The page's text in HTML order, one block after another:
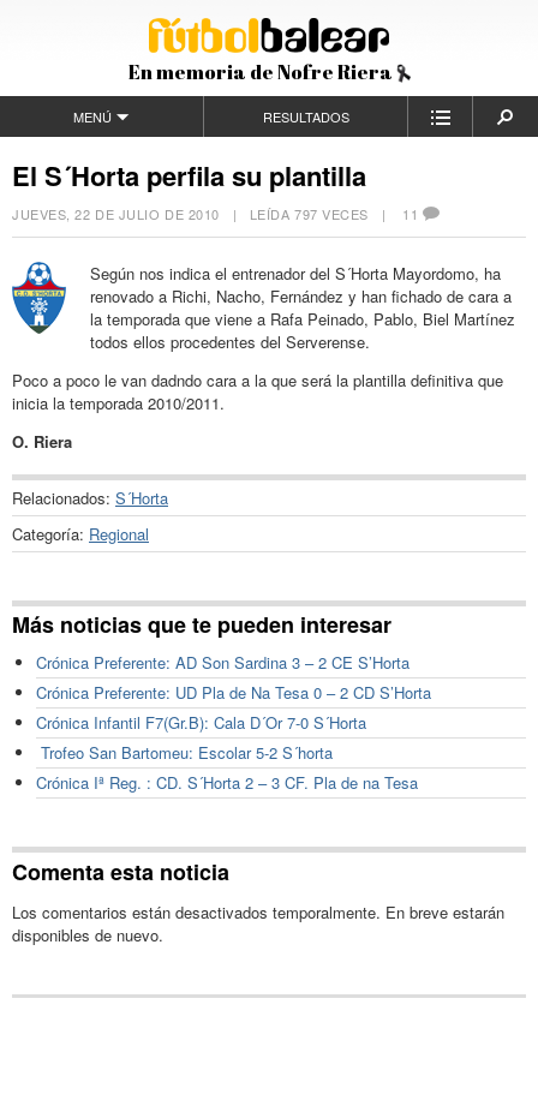
En memoria de Nofre Riera
MENÚ RESULTADOS
El S´Horta perfila su plantilla
JUEVES, 22 DE JULIO DE 2010 | LEÍDA 797 VECES | 11
Según nos indica el entrenador del S´Horta Mayordomo, ha
renovado a Richi, Nacho, Fernández y han fichado de cara a
la temporada que viene a Rafa Peinado, Pablo, Biel Martínez
todos ellos procedentes del Serverense.
Poco a poco le van dadndo cara a la que será la plantilla definitiva que
inicia la temporada 2010/2011.
O. Riera
Relacionados: S´Horta
Categoría: Regional
Más noticias que te pueden interesar
Crónica Preferente: AD Son Sardina 3 – 2 CE S’Horta
Crónica Preferente: UD Pla de Na Tesa 0 – 2 CD S’Horta
Crónica Infantil F7(Gr.B): Cala D´Or 7-0 S´Horta
Trofeo San Bartomeu: Escolar 5-2 S´horta
Crónica Iª Reg. : CD. S´Horta 2 – 3 CF. Pla de na Tesa
Comenta esta noticia
Los comentarios están desactivados temporalmente. En breve estarán
disponibles de nuevo.